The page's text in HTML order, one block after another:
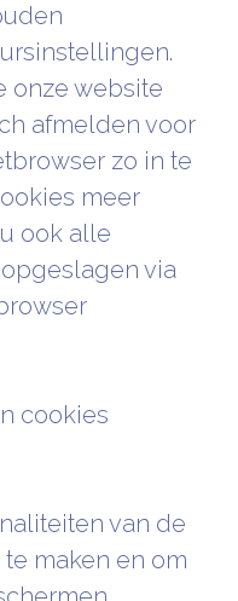
onze website
afmelden voor
zo in te
meer
ook alle
via
cookies
van de
maken en om